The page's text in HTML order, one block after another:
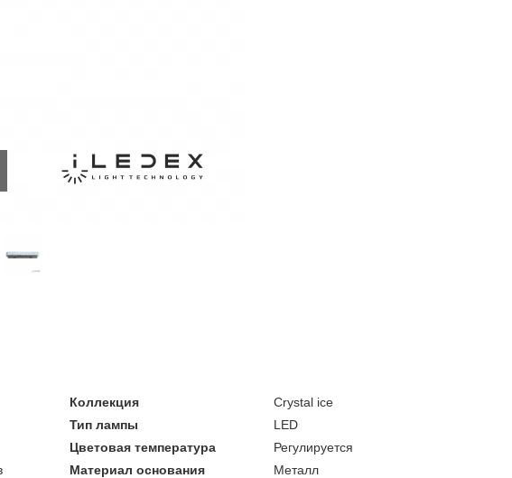
Коллекция
Crystal ice
Тип лампы
LED
Цветовая температура
Регулируется
Материал основания
Металл